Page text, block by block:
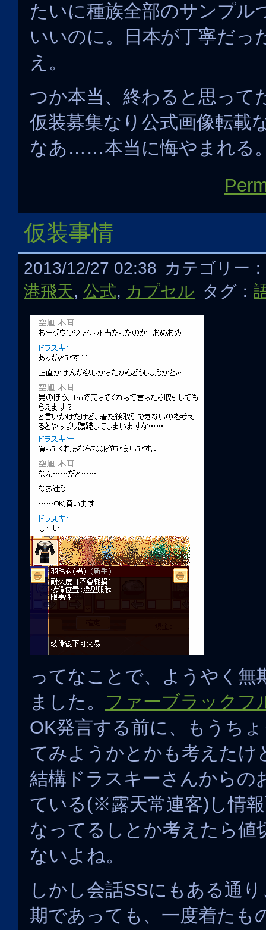
たいに種族全部のサンプル
いいのに。日本が丁寧だっ
え。
つか本当、終わると思って
仮装募集なり公式画像転載
なあ……本当に悔やまれる
仮装事情
2013/12/27 02:38 カテゴリー：
港飛天, 公式, カプセル タグ：
ってなことで、ようやく無
ました。 ファーブラックフ
OK発言する前に、もうち
てみようかとかも考えたけ
結構ドラスキーさんからの
ている(※露天常連客)し情
なってるしとか考えたら値
ないよね。
しかし会話SSにもある通
期であっても、一度着たも